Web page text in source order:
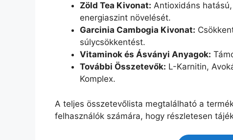
Zöld Tea Kivonat: Antioxidáns
energiaszint növelését.
Garcinia Cambogia Kivonat:
súlycsökkentést.
Vitaminok és Ásványi Anyagok:
További Összetevők: L-Karnitin,
Komplex.
A teljes összetevőlista megtalálható a
felhasználók számára, hogy részletesen